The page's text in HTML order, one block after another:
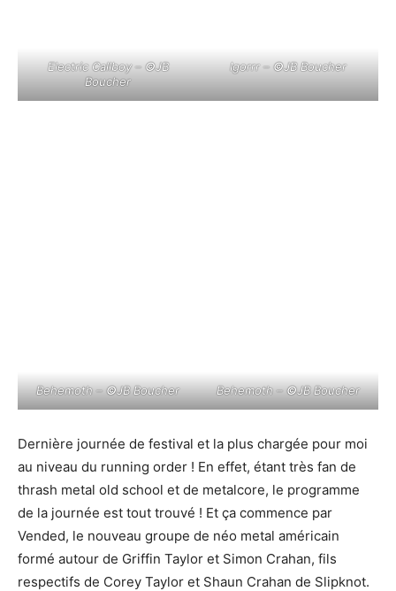
Electric Callboy – ©JB
Boucher
Igorrr – ©JB Boucher
Behemoth –©JB Boucher Behemoth –©JB Boucher
Dernière journée de festival et la plus chargée pour moi
au niveau du running order ! En effet, étant très fan de
thrash metal old school et de metalcore, le programme
de la journée est tout trouvé ! Et ça commence par
Vended, le nouveau groupe de néo metal américain
formé autour de Griffin Taylor et Simon Crahan, fils
respectifs de Corey Taylor et Shaun Crahan de Slipknot.